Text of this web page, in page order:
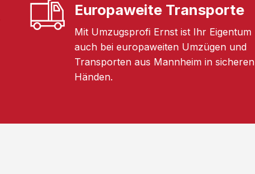
Europaweite Transporte
Mit Umzugsprofi Ernst ist Ihr Eigentum
auch bei europaweiten Umzügen und
Transporten aus Mannheim in sicheren
Händen.